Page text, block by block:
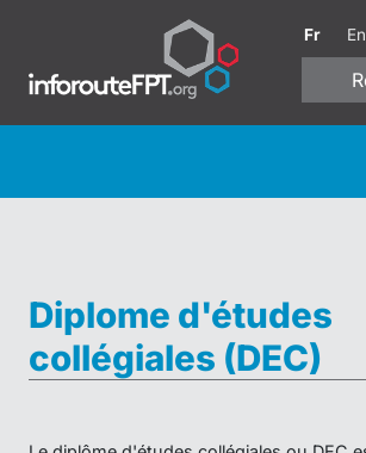
Fr En
Diplome d'études
collégiales (DEC)